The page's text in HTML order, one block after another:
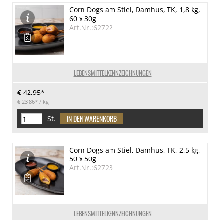
LEBENSMITTELKENNZEICHNUNGEN
Corn Dogs am Stiel, Damhus, TK, 1,8 kg,
60 x 30g
Art.Nr.:62722
€ 42,95*
€ 23,86* / kg
St.
LEBENSMITTELKENNZEICHNUNGEN
Corn Dogs am Stiel, Damhus, TK, 2,5 kg,
50 x 50g
Art.Nr.:62723